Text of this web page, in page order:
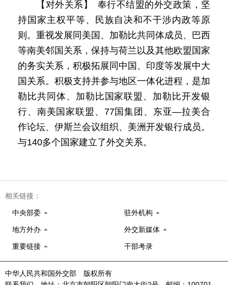
【对外关系】 奉行不结盟的外交政策，坚
持国家主权平等、民族自决和不干涉内政等原
则。重视发展同美国、加勒比共同体成员、巴西
等南美邻国关系，保持与荷兰以及其他欧盟国家
的务实关系，积极拓展同中国、印度等发展中大
国关系。积极支持并参与地区一体化进程，是加
勒比共同体、加勒比国家联盟、加勒比开发银
行、南美国家联盟、77国集团、东亚—拉美合
作论坛、伊斯兰会议组织、美洲开发银行成员。
与140多个国家建立了外交关系。
相关链接：
中央部委 驻外机构
地方外办 外交新媒体
重要链接 干部考录
中华人民共和国外交部 版权所有